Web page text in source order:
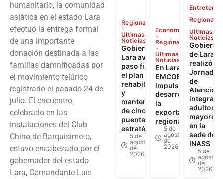
humanitario, la comunidad
asiática en el estado Lara
efectuó la entrega formal
de una importante
donación destinada a las
familias damnificadas por
el movimiento telúrico
registrado el pasado 24 de
julio. El encuentro,
celebrado en las
instalaciones del Club
Chino de Barquisimeto,
estuvo encabezado por el
gobernador del estado
Lara, Comandante Luis
Regional
Ultimas
Noticias
Gobierno de
Lara avanza a
paso firme en
el plan de
rehabilitación
y
mantenimiento
de cinco
puentes
estratégicos
5 de
agosto
de
2026
Economía
Regional
Ultimas
Noticias
En Lara:
EMCOEX
impulsa el
desarrollo y
la
exportación
regional
5 de
agosto
de
2026
Regional
Ultimas
Noticias
Gobierno
de Lara
realizó
Jornada
de
Atención
integral a
adultos
mayores
en la
sede del
INASS
5 de
agosto
de
2026